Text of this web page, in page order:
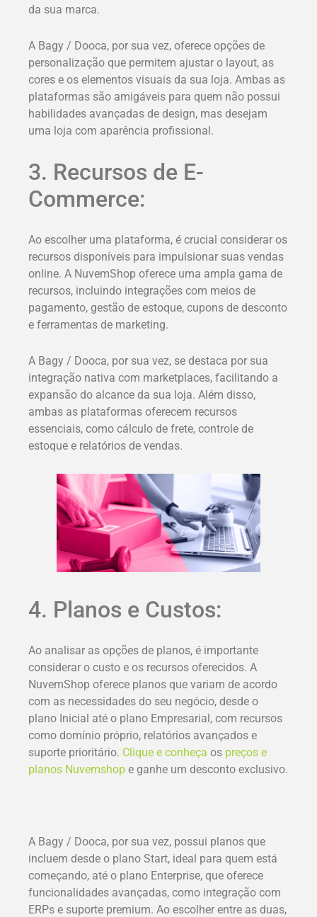
da sua marca.
A Bagy / Dooca, por sua vez, oferece opções de
personalização que permitem ajustar o layout, as
cores e os elementos visuais da sua loja. Ambas as
plataformas são amigáveis para quem não possui
habilidades avançadas de design, mas desejam
uma loja com aparência profissional.
3. Recursos de E-
Commerce:
Ao escolher uma plataforma, é crucial considerar os
recursos disponíveis para impulsionar suas vendas
online. A NuvemShop oferece uma ampla gama de
recursos, incluindo integrações com meios de
pagamento, gestão de estoque, cupons de desconto
e ferramentas de marketing.
A Bagy / Dooca, por sua vez, se destaca por sua
integração nativa com marketplaces, facilitando a
expansão do alcance da sua loja. Além disso,
ambas as plataformas oferecem recursos
essenciais, como cálculo de frete, controle de
estoque e relatórios de vendas.
4. Planos e Custos:
Ao analisar as opções de planos, é importante
considerar o custo e os recursos oferecidos. A
NuvemShop oferece planos que variam de acordo
com as necessidades do seu negócio, desde o
plano Inicial até o plano Empresarial, com recursos
como domínio próprio, relatórios avançados e
suporte prioritário. Clique e conheça os preços e
planos Nuvemshop e ganhe um desconto exclusivo.
A Bagy / Dooca, por sua vez, possui planos que
incluem desde o plano Start, ideal para quem está
começando, até o plano Enterprise, que oferece
funcionalidades avançadas, como integração com
ERPs e suporte premium. Ao escolher entre as duas,